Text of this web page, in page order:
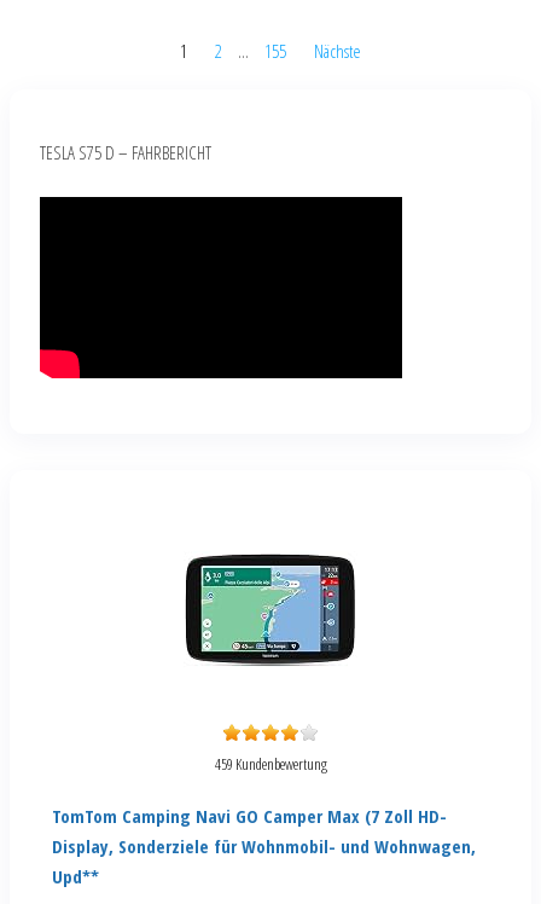
1 2 … 155 Nächste
TESLA S75 D – FAHRBERICHT
459 Kundenbewertung
TomTom Camping Navi GO Camper Max (7 Zoll HD-
Display, Sonderziele für Wohnmobil- und Wohnwagen,
Upd**